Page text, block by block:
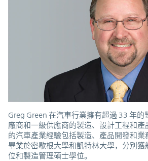
Greg Green 在汽車行業擁有超過 33 年的
廠商和一級供應商的製造、設計工程和產
的汽車產業經驗包括製造、產品開發和業
畢業於密歇根大學和凱特林大學，分別獲
位和製造管理碩士學位。